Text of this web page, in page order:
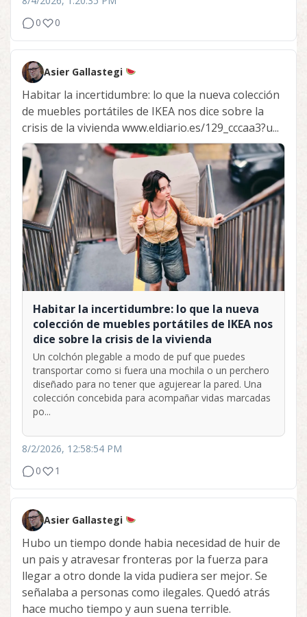
0
0
Asier Gallastegi
Habitar la incertidumbre: lo que la nueva colección
de muebles portátiles de IKEA nos dice sobre la
crisis de la vivienda www.eldiario.es/129_cccaa3?u...
Habitar la incertidumbre: lo que la nueva
colección de muebles portátiles de IKEA nos
dice sobre la crisis de la vivienda
Un colchón plegable a modo de puf que puedes
transportar como si fuera una mochila o un perchero
diseñado para no tener que agujerear la pared. Una
colección concebida para acompañar vidas marcadas
po...
8/2/2026, 12:58:54 PM
0
1
Asier Gallastegi
Hubo un tiempo donde habia necesidad de huir de
un pais y atravesar fronteras por la fuerza para
llegar a otro donde la vida pudiera ser mejor. Se
señalaba a personas como ilegales. Quedó atrás
hace mucho tiempo y aun suena terrible.